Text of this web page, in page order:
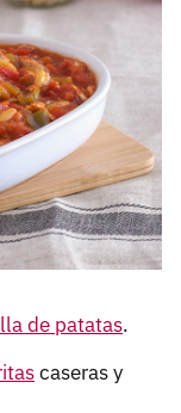
de patatas.
caseras y